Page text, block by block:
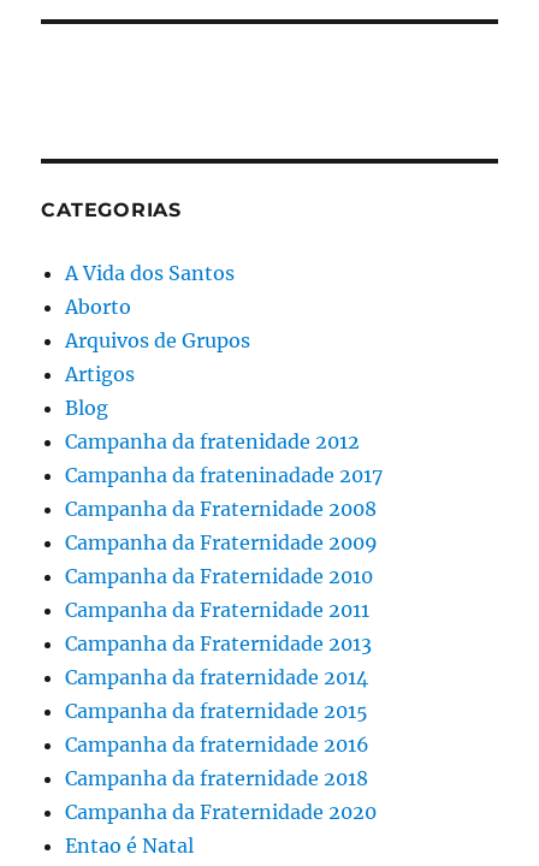
CATEGORIAS
A Vida dos Santos
Aborto
Arquivos de Grupos
Artigos
Blog
Campanha da fratenidade 2012
Campanha da frateninadade 2017
Campanha da Fraternidade 2008
Campanha da Fraternidade 2009
Campanha da Fraternidade 2010
Campanha da Fraternidade 2011
Campanha da Fraternidade 2013
Campanha da fraternidade 2014
Campanha da fraternidade 2015
Campanha da fraternidade 2016
Campanha da fraternidade 2018
Campanha da Fraternidade 2020
Entao é Natal